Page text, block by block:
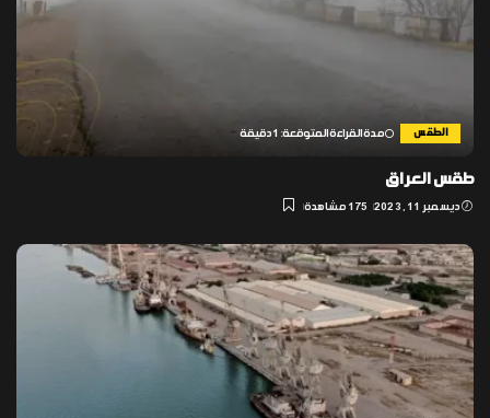
الطقس مدة القراءة المتوقعة: 1 دقيقة
طقس العراق
ديسمبر 11, 2023 175 مشاهدة